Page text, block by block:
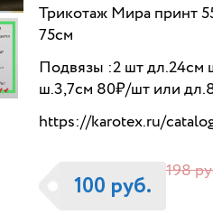
Трикотаж Мира принт
75см
Подвязы :2 шт дл.24см
ш.3,7см 80₽/шт или
https://karotex.ru/
198
100 руб.